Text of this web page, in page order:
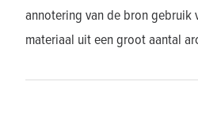
annotering van de bron gebruik
materiaal uit een groot aantal